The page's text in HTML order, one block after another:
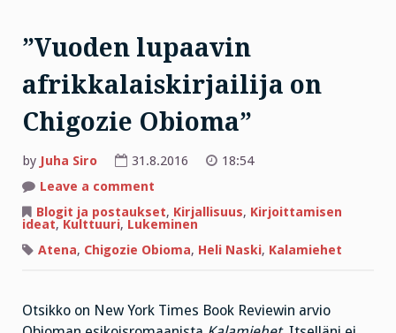
”Vuoden lupaavin
afrikkalaiskirjailija on
Chigozie Obioma”
by Juha Siro 31.8.2016
18:54
Leave a comment
lupaavin
afrikkalaiskirjailija
Chigozie
Obioma”
Blogit ja postaukset, Kirjallisuus, Kirjoittamisen
ideat,Kulttuuri, Lukeminen
Atena, Chigozie Obioma, Heli Naski, Kalamiehet
Otsikko on New York Times Book Reviewin arvio